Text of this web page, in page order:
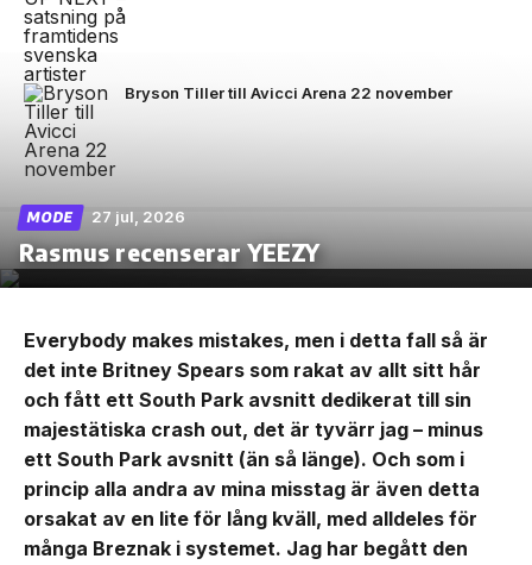
Bryson Tiller till Avicci Arena 22 november
MODE 27 jul, 2026
Rasmus recenserar YEEZY
Everybody makes mistakes, men i detta fall så är
det inte Britney Spears som rakat av allt sitt hår
och fått ett South Park avsnitt dedikerat till sin
majestätiska crash out, det är tyvärr jag – minus
ett South Park avsnitt (än så länge). Och som i
princip alla andra av mina misstag är även detta
orsakat av en lite för lång kväll, med alldeles för
många Breznak i systemet. Jag har begått den